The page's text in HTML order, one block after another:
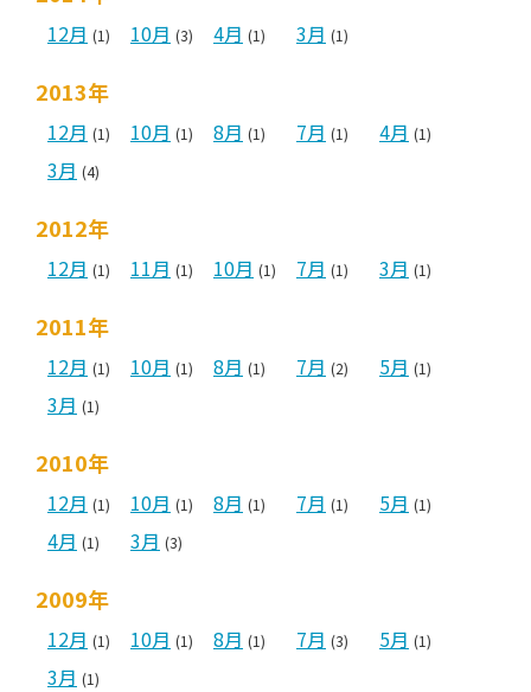
12月 (1) 10月 (3) 4月 (1) 3月 (1)
2013年
12月 (1) 10月 (1) 8月 (1) 7月 (1) 4月 (1)
3月 (4)
2012年
12月 (1) 11月 (1) 10月 (1) 7月 (1) 3月 (1)
2011年
12月 (1) 10月 (1) 8月 (1) 7月 (2) 5月 (1)
3月 (1)
2010年
12月 (1) 10月 (1) 8月 (1) 7月 (1) 5月 (1)
4月 (1) 3月 (3)
2009年
12月 (1) 10月 (1) 8月 (1) 7月 (3) 5月 (1)
3月 (1)